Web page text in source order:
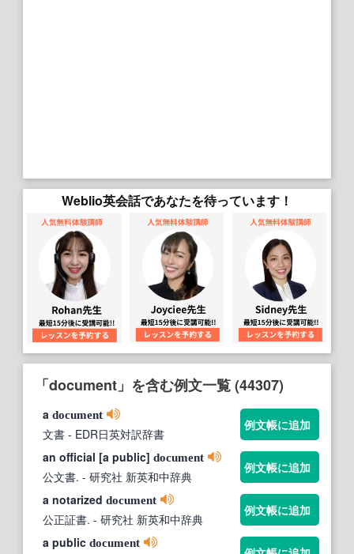
Weblio英会話であなたを待っています！
「document」を含む例文一覧 (44307)
a document
文書 - EDR日英対訳辞書
例文帳に追加
an official [a public] document
公文書. - 研究社 新英和中辞典
例文帳に追加
a notarized document
公正証書. - 研究社 新英和中辞典
例文帳に追加
a public document